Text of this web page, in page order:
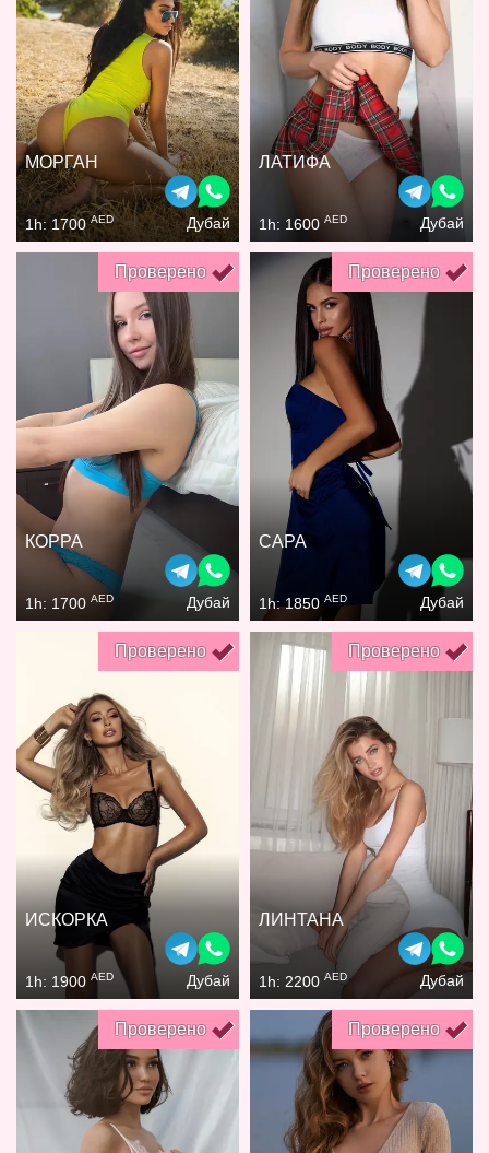
МОРГАН
1h: 1700AED Дубай
ЛАТИФА
1h: 1600 AED Дубай
Проверено
КОРРА
1h: 1700 AED Дубай
Проверено
САРА
1h: 1850 AED Дубай
Проверено
ИСКОРКА
1h: 1900 AED Дубай
Проверено
ЛИНТАНА
1h: 2200 AED Дубай
Проверено Проверено